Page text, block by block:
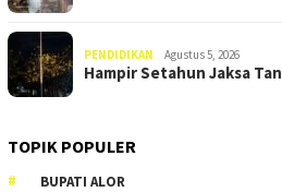
PENDIDIKAN Agustus 5, 2026
Hampir Setahun Jaksa
TOPIK POPULER
BUPATI ALOR